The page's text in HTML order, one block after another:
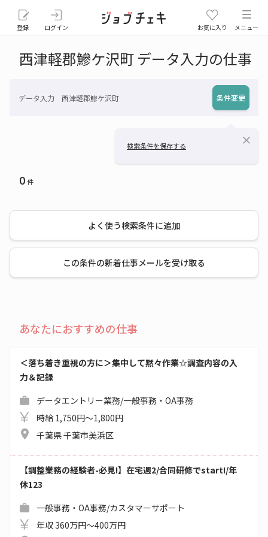
登録 ログイン お気に入り メニュー
西津軽郡鰺ケ沢町 データ入力の仕事
データ入力 西津軽郡鰺ケ沢町 条件変更
検索条件を保存する close
0件
よく使う検索条件に追加
この条件の新着仕事メールを受け取る
あなたにおすすめの仕事
＜落ち着き重視の方に＞集中して黙々作業☆調査内容の入
力＆記録
データエントリー業務/一般事務・OA事務
時給 1,750円～1,800円
千葉県 千葉市美浜区
【調整業務の経験者-必見!】在宅週2/合同研修でstart!/年
休123
一般事務・OA事務/カスタマーサポート
年収 360万円～400万円